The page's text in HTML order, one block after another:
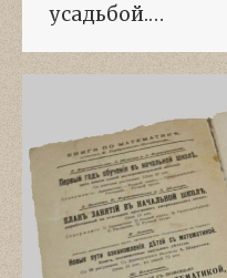
усадьбой.…